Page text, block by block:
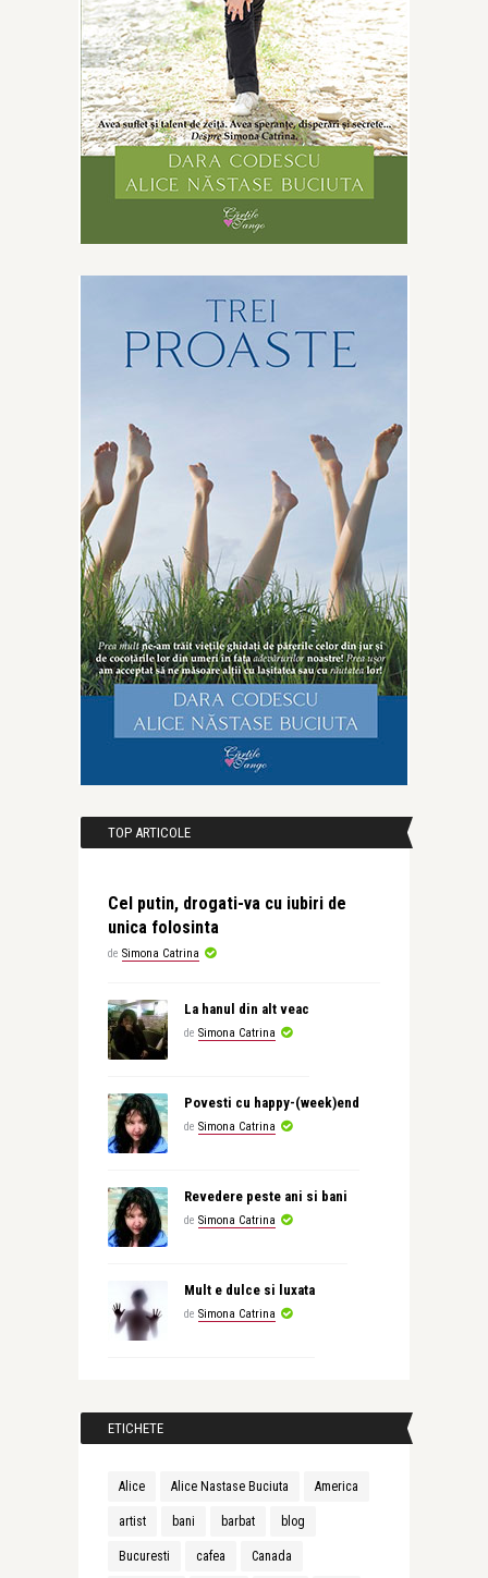
TOP ARTICOLE
Cel putin, drogati-va cu iubiri de
unica folosinta
de Simona Catrina
La hanul din alt veac
de Simona Catrina
Povesti cu happy-(week)end
de Simona Catrina
Revedere peste ani si bani
de Simona Catrina
Mult e dulce si luxata
de Simona Catrina
ETICHETE
Alice Alice Nastase Buciuta America
artist bani barbat blog
Bucuresti cafea Canada